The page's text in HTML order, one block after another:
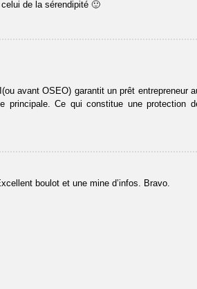
de la sérendipité 🙂
avant OSEO) garantit un prêt entrepreneur
principale. Ce qui constitue une protection
boulot et une mine d’infos. Bravo.